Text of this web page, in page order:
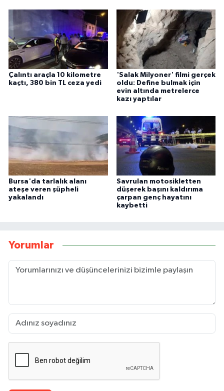
Çalıntı araçla 10 kilometre
kaçtı, 380 bin TL ceza yedi
'Salak Milyoner' filmi gerçek
oldu: Define bulmak için
evin altında metrelerce
kazı yaptılar
Bursa'da tarlalık alanı
ateşe veren şüpheli
yakalandı
Savrulan motosikletten
düşerek başını kaldırıma
çarpan genç hayatını
kaybetti
Yorumlar